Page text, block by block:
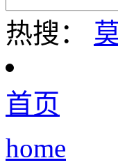
热搜：
首页
home